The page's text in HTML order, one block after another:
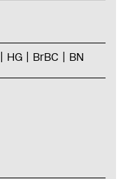
HG BrBC BN